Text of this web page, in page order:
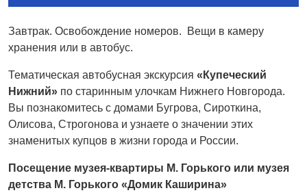
Завтрак. Освобождение номеров. Вещи в камеру
хранения или в автобус.
Тематическая автобусная экскурсия «Купеческий
Нижний» по старинным улочкам Нижнего Новгорода.
Вы познакомитесь с домами Бугрова, Сироткина,
Олисова, Строгонова и узнаете о значении этих
знаменитых купцов в жизни города и России.
Посещение музея-квартиры М. Горького или музея
детства М. Горького «Домик Каширина»